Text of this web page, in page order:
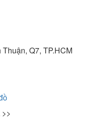
Q7, TP.HCM